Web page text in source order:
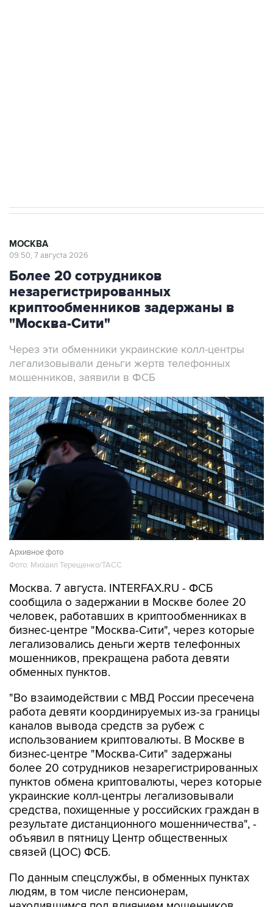
МОСКВА
09:50, 7 августа 2026
Более 20 сотрудников
незарегистрированных
криптообменников задержаны в
"Москва-Сити"
Через эти обменники украинские колл-центры
легализовывали деньги жертв телефонных
мошенников, заявили в ФСБ
Архивное фото
Фото: Михаил Терещенко/ТАСС
Москва. 7 августа. INTERFAX.RU - ФСБ
сообщила о задержании в Москве более 20
человек, работавших в криптообменниках в
бизнес-центре "Москва-Сити", через которые
легализовались деньги жертв телефонных
мошенников, прекращена работа девяти
обменных пунктов.
"Во взаимодействии с МВД России пресечена
работа девяти координируемых из-за границы
каналов вывода средств за рубеж с
использованием криптовалюты. В Москве в
бизнес-центре "Москва-Сити" задержаны
более 20 сотрудников незарегистрированных
пунктов обмена криптовалюты, через которые
украинские колл-центры легализовывали
средства, похищенные у российских граждан в
результате дистанционного мошенничества", -
объявил в пятницу Центр общественных
связей (ЦОС) ФСБ.
По данным спецслужбы, в обменных пунктах
людям, в том числе пенсионерам,